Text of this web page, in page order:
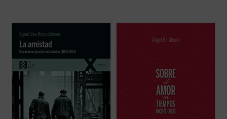
de extractos editados e inéditos del diario
al que el jesuita Van Broeckhoven confió
sus reflexiones. En él se disciernen
tradición de la Iglesia ...
convincente de las profundas enseñanzas
de la Biblia y de encíclicas como las de san